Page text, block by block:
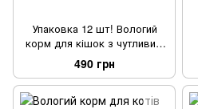
Упаковка 12 шт! Вологий
корм для кішок з чутливим
травленням Optimeal
(Оптиміл) з ягнятком та філе
індички у соусі 85 г.
490 грн